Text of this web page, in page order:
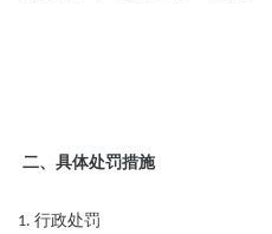
二、具体处罚措施
1. 行政处罚